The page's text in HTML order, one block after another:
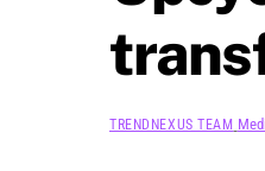
TRENDNEXUS TEAM